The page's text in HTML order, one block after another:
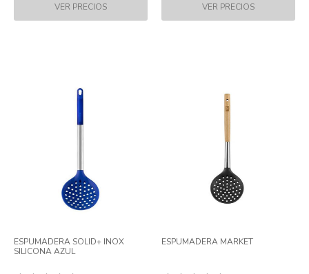
ESPUMADERA SOLID+ INOX
SILICONA AZUL
ESPUMADERA MARKET